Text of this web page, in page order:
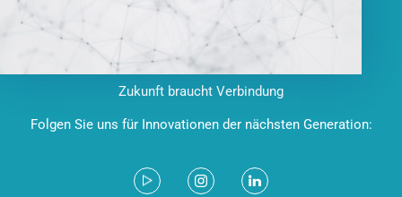
Zukunft braucht Verbindung
Folgen Sie uns für Innovationen der nächsten Generation: